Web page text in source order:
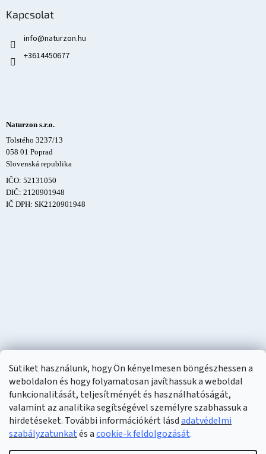
Sütiket használunk, hogy Ön kényelmesen böngészhessen a
weboldalon és hogy folyamatosan javíthassuk a weboldal
funkcionalitását, teljesítményét és használhatóságát,
valamint az analitika segítségével személyre szabhassuk a
hirdetéseket. További információkért lásdadatvédelmi
szabályzatunkatés acookie-k feldolgozását.
Kapcsolat
info@naturzon.hu
+3614450677
Naturzon s.r.o.
Tolstého 3237/13
058 01 Poprad
Slovenská republika
IČO: 52131050
DIČ: 2120901948
IČ DPH: SK2120901948